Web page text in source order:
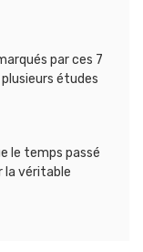
par ces 7
études
le temps passé
la véritable